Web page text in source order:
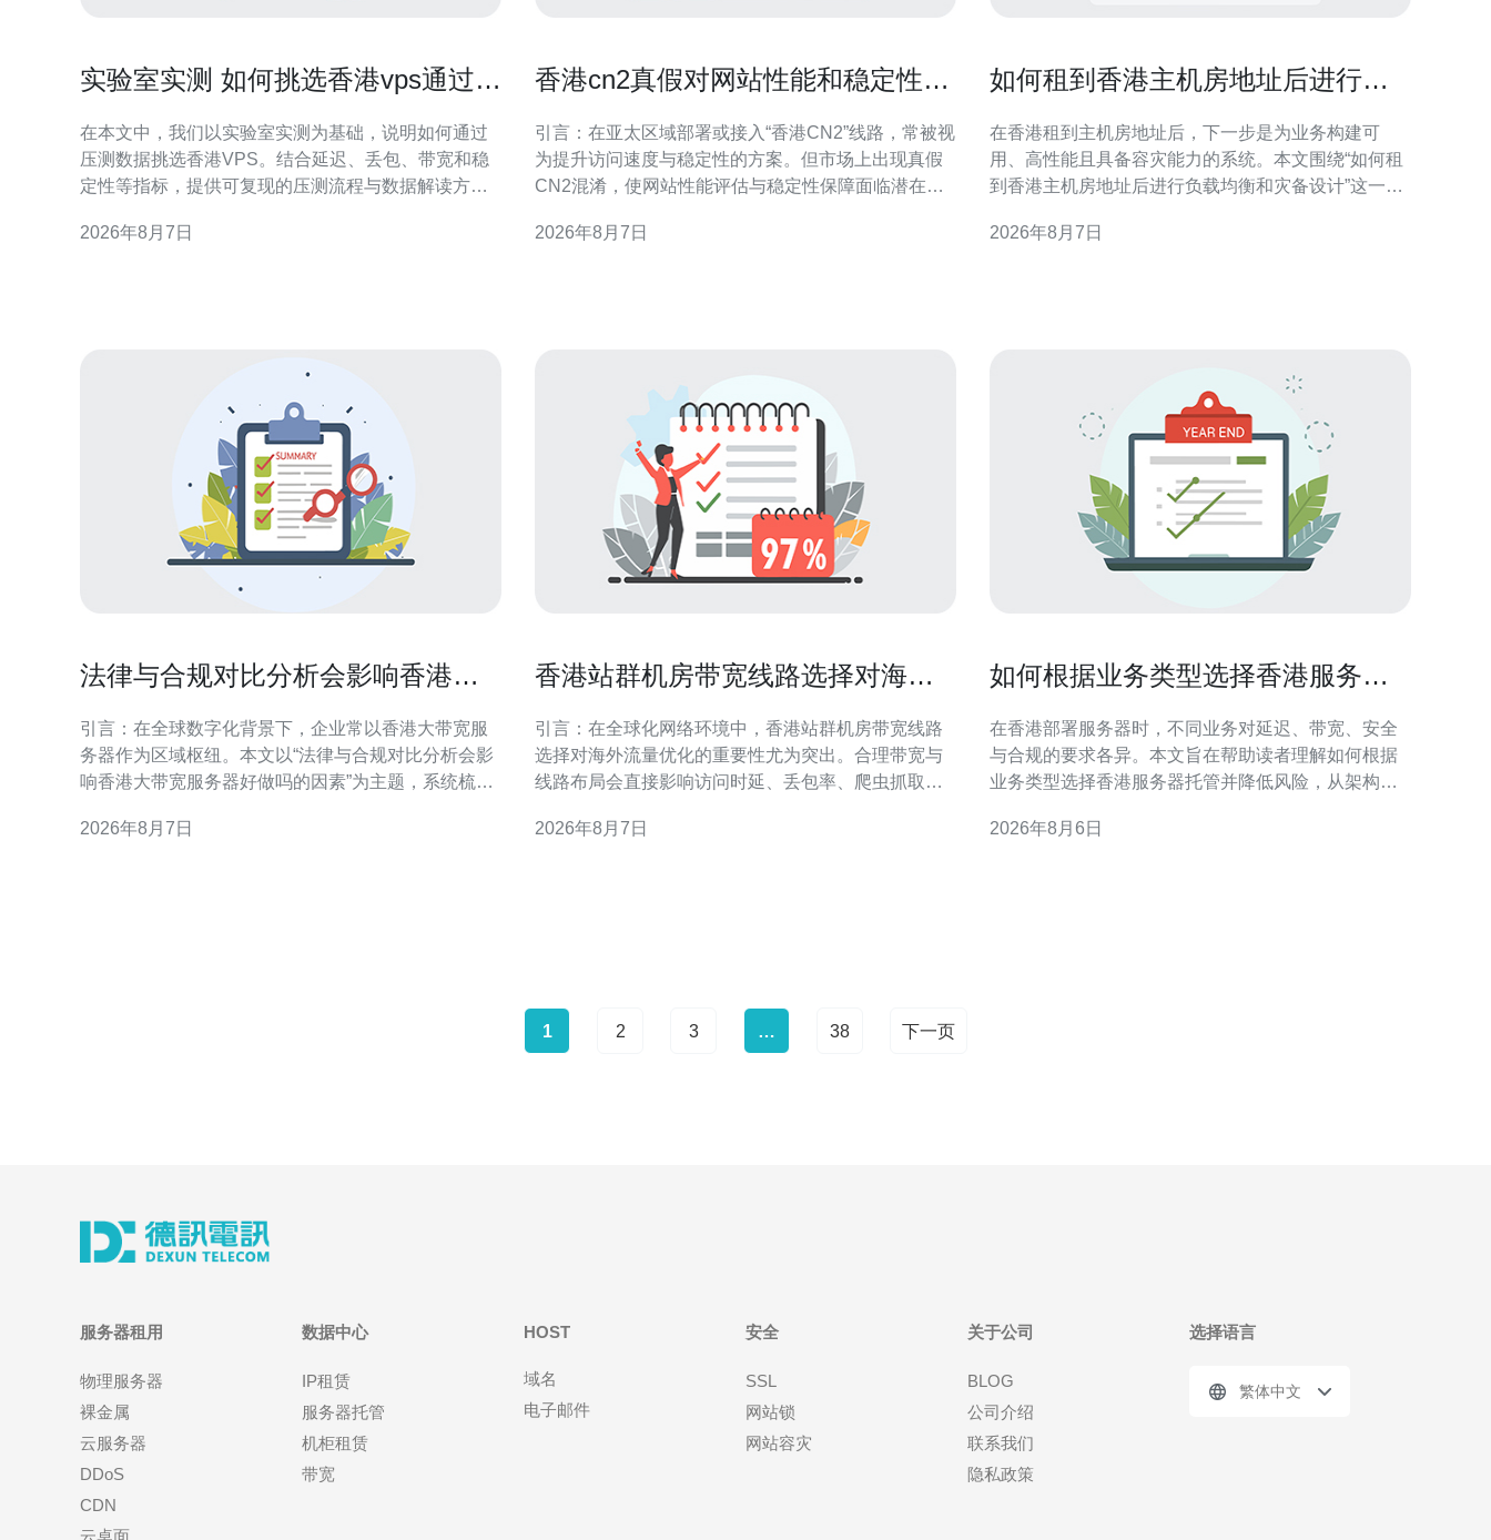
实验室实测 如何挑选香港vps通过压
在本文中，我们以实验室实测为基础，说明如何通过
压测数据挑选香港VPS。结合延迟、丢包、带宽和稳
定性等指标，提供可复现的压测流程与数据解读方
的决策。 为什么要用实验室实测挑选香港VPS 理论参
2026年8月7日
香港cn2真假对网站性能和稳定性的
引言：在亚太区域部署或接入“香港CN2”线路，常被视
为提升访问速度与稳定性的方案。但市场上出现真假
CN2混淆，使网站性能评估与稳定性保障面临潜在风
操作的防护建议，便于SEO与站点运营决策。 什么是
2026年8月7日
如何租到香港主机房地址后进行负
在香港租到主机房地址后，下一步是为业务构建可
用、高性能且具备容灾能力的系统。本文围绕“如何租
到香港主机房地址后进行负载均衡和灾备设计”这一主
项讲解，帮助技术与采购团队在实际落地时把控关键
2026年8月7日
法律与合规对比分析会影响香港大
引言：在全球数字化背景下，企业常以香港大带宽服
务器作为区域枢纽。本文以“法律与合规对比分析会影
响香港大带宽服务器好做吗的因素”为主题，系统梳理
遇与风险。 法律框架与监管要求概述 香港及相关司法
2026年8月7日
香港站群机房带宽线路选择对海外
引言：在全球化网络环境中，香港站群机房带宽线路
选择对海外流量优化的重要性尤为突出。合理带宽与
线路布局会直接影响访问时延、丢包率、爬虫抓取效
质量、路由策略与合规要求展开，提供可执行的优化
2026年8月7日
如何根据业务类型选择香港服务器
在香港部署服务器时，不同业务对延迟、带宽、安全
与合规的要求各异。本文旨在帮助读者理解如何根据
业务类型选择香港服务器托管并降低风险，从架构、
与需求分类概述 先把业务按特性分组：电商、金融支
2026年8月6日
1 2 3 … 38 下一页
服务器租用
物理服务器
裸金属
云服务器
DDoS
CDN
云桌面
数据中心
IP租赁
服务器托管
机柜租赁
带宽
HOST
域名
电子邮件
安全
SSL
网站锁
网站容灾
关于公司
BLOG
公司介绍
联系我们
隐私政策
选择语言
繁体中文